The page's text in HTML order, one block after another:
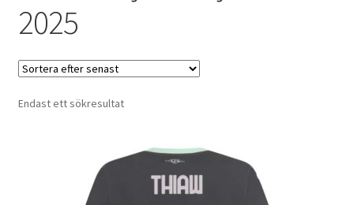
Kontakta oss
2025
Endast ett sökresultat